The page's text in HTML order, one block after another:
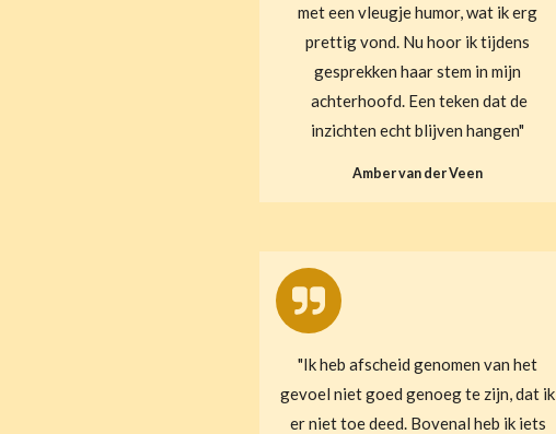
met een vleugje humor, wat ik erg
prettig vond. Nu hoor ik tijdens
gesprekken haar stem in mijn
achterhoofd. Een teken dat de
inzichten echt blijven hangen"
Amber van der Veen
"Ik heb afscheid genomen van het
gevoel niet goed genoeg te zijn, dat ik
er niet toe deed. Bovenal heb ik iets